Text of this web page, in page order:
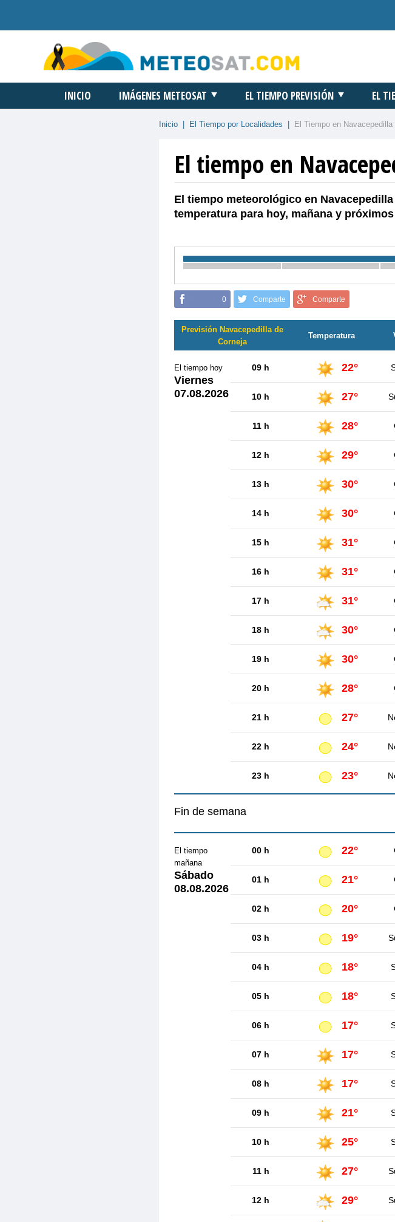
INICIO IMÁGENES METEOSAT EL TIEMPO PREVISIÓN EL
Inicio El Tiempo por Localidades El Tiempo en Navacepedilla
El tiempo en
El tiempo meteorológico en
temperatura para hoy, mañana y
0 Comparte Comparte
Previsión Navacepedilla de
Corneja
Temperatura
El tiempo hoy
Viernes
07.08.2026
09 h 22°
10 h 27°
11 h 28°
12 h 29°
13 h 30°
14 h 30°
15 h 31°
16 h 31°
17 h 31°
18 h 30°
19 h 30°
20 h 28°
21 h 27°
22 h 24°
23 h 23°
Fin de semana
El tiempo
mañana
Sábado
08.08.2026
00 h 22°
01 h 21°
02 h 20°
03 h 19°
04 h 18°
05 h 18°
06 h 17°
07 h 17°
08 h 17°
09 h 21°
10 h 25°
11 h 27°
12 h 29°